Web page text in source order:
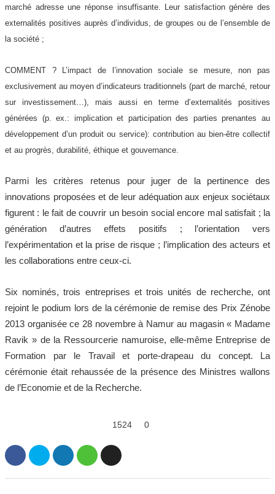
marché adresse une réponse insuffisante. Leur satisfaction génère des
externalités positives auprès d’individus, de groupes ou de l’ensemble de
la société ;
COMMENT ? L’impact de l’innovation sociale se mesure, non pas
exclusivement au moyen d’indicateurs traditionnels (part de marché, retour
sur investissement…), mais aussi en terme d’externalités positives
générées (p. ex.: implication et participation des parties prenantes au
développement d’un produit ou service): contribution au bien-être collectif
et au progrès, durabilité, éthique et gouvernance.
Parmi les critères retenus pour juger de la pertinence des
innovations proposées et de leur adéquation aux enjeux sociétaux
figurent : le fait de couvrir un besoin social encore mal satisfait ; la
génération d’autres effets positifs ; l’orientation vers
l’expérimentation et la prise de risque ; l’implication des acteurs et
les collaborations entre ceux-ci.
Six nominés, trois entreprises et trois unités de recherche, ont
rejoint le podium lors de la cérémonie de remise des Prix Zénobe
2013 organisée ce 28 novembre à Namur au magasin « Madame
Ravik » de la Ressourcerie namuroise, elle-même Entreprise de
Formation par le Travail et porte-drapeau du concept. La
cérémonie était rehaussée de la présence des Ministres wallons
de l’Economie et de la Recherche.
1524 0